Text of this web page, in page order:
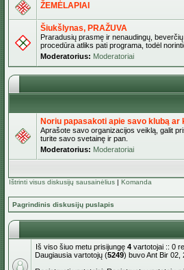
ŽEMĖLAPIAI
Šiukšlynas, PRAŽUVA
Praradusių prasmę ir nenaudingų,
procedūra atliks pati programa, todėl
Moderatorius: Moderatoriai
Noriu papasakoti apie savo klubą ar
Aprašote savo organizacijos veiklą, galit
turite savo svetainę ir pan.
Moderatorius: Moderatoriai
Ištrinti visus diskusijų sausainėlius | Komanda
Pagrindinis diskusijų puslapis
Iš viso šiuo metu prisijungę 4 vartotojai :: 0
Daugiausia vartotojų (5249) buvo Ant Bir 02,